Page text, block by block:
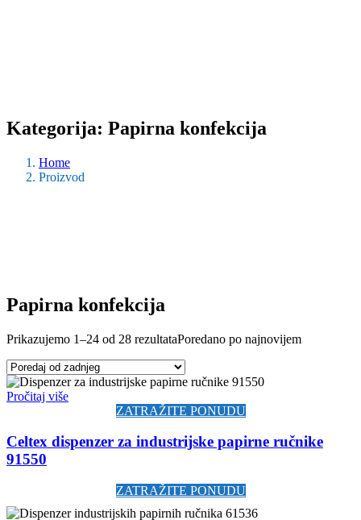
Kategorija: Papirna konfekcija
Home
Proizvod
Papirna konfekcija
Prikazujemo 1–24 od 28 rezultataPoredano po najnovijem
Pročitaj više
ZATRAŽITE PONUDU
Celtex dispenzer za industrijske papirne ručnike
91550
ZATRAŽITE PONUDU